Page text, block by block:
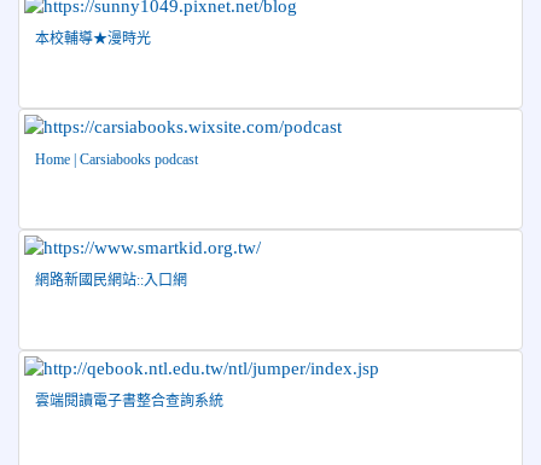
人力聯合甄選簡章」1份，敬請協助公告周知，請查照。
2026-06-29
榮譽
2026-06-16
榮譽
賀 本校跆拳道隊參加115年第三十三屆全
國少年跆拳道錦標賽 榮獲佳績！
2026-06-09
榮譽
賀 本校籃球隊參加 2026花蓮縣第46屆假
日盃籃球賽 榮獲季軍！
齡游泳錦標賽榮獲佳績！
2026-06-02
榮譽
賀 本校跆拳道隊參加 115年花蓮縣「縣
本校輔導★漫時光
Home | Carsiabooks podcast
網路新國民網站::入口網
雲端閱讀電子書整合查詢系統